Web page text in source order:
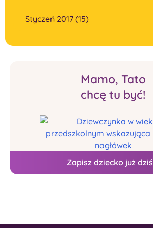
Styczeń 2017 (15)
Mamo, Tato
chcę tu być!
Zapisz dziecko już dziś